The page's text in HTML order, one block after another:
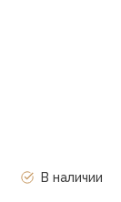
В наличии